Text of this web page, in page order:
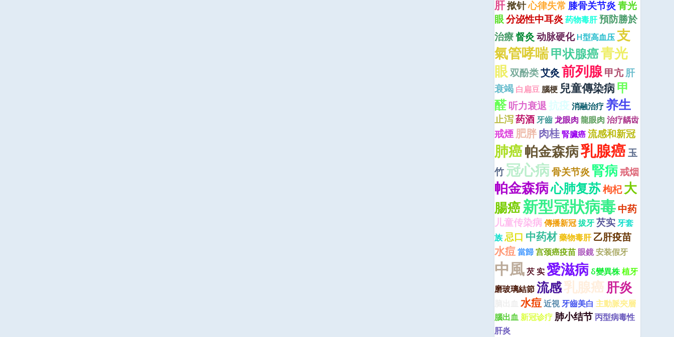
肝揿针心律失常 膝骨关节炎青光
眼分泌性中耳炎药物毒肝預防勝於
治療督灸 动脉硬化 H型高血压支
氣管哮喘甲状腺癌青光
眼 双酚类艾灸 前列腺甲亢肝
衰竭 白扁豆 腦梗兒童傳染病甲
醛听力衰退抗疫 消融治疗养生
止泻药酒牙齒龙眼肉 龍眼肉 治疗龋齿
戒煙肥胖肉桂腎臟癌流感和新冠
肺癌帕金森病乳腺癌玉
竹冠心病骨关节炎腎病戒烟
帕金森病心肺复苏枸杞大
腸癌新型冠狀病毒中药
儿童传染病傳播新冠拔牙芡实牙套
族忌口 中药材藥物毒肝 乙肝疫苗
水痘當歸宫颈癌疫苗 眼鏡安装假牙
中風芡 实 愛滋病 δ變異株植牙
磨玻璃結節流感乳腺癌肝炎
水痘近視牙齒美白 主動脈夾層
腦出血新冠诊疗肺小结节丙型病毒性
肝炎